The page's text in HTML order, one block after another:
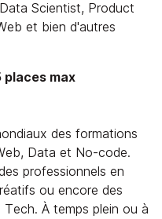
Scientist, Product
et bien d'autres
places max
des formations
Data et No-code.
professionnels en
ou encore des
À temps plein ou à